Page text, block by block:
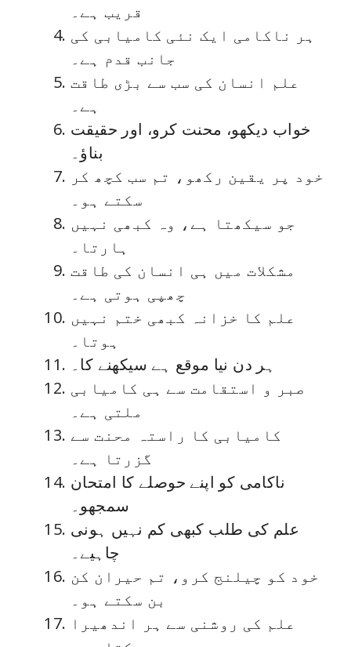
قریب ہے۔
ہر ناکامی ایک نئی کامیابی کی
جانب قدم ہے۔
علم انسان کی سب سے بڑی طاقت
ہے۔
خواب دیکھو، محنت کرو، اور حقیقت
بناؤ۔
خود پر یقین رکھو، تم سب کچھ کر
سکتے ہو۔
جو سیکھتا ہے، وہ کبھی نہیں
ہارتا۔
مشکلات میں ہی انسان کی طاقت
چھپی ہوتی ہے۔
علم کا خزانہ کبھی ختم نہیں
ہوتا۔
ہر دن نیا موقع ہے سیکھنے کا۔
صبر و استقامت سے ہی کامیابی
ملتی ہے۔
کامیابی کا راستہ محنت سے
گزرتا ہے۔
ناکامی کو اپنے حوصلے کا امتحان
سمجھو۔
علم کی طلب کبھی کم نہیں ہونی
چاہیے۔
خود کو چیلنج کرو، تم حیران کن
بن سکتے ہو۔
علم کی روشنی سے ہر اندھیرا